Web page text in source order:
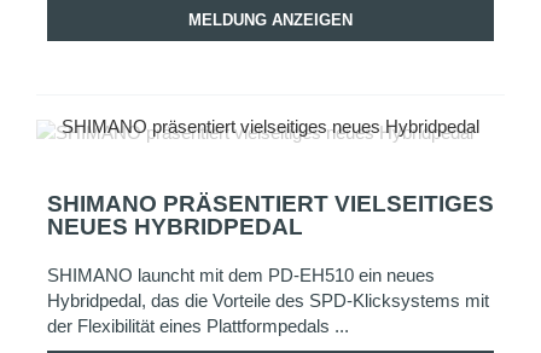
MELDUNG ANZEIGEN
SHIMANO präsentiert vielseitiges neues Hybridpedal
SHIMANO PRÄSENTIERT VIELSEITIGES
NEUES HYBRIDPEDAL
SHIMANO launcht mit dem PD-EH510 ein neues
Hybridpedal, das die Vorteile des SPD-Klicksystems mit
der Flexibilität eines Plattformpedals ...